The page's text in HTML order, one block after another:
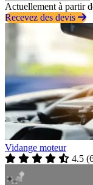
Actuellement à partir
Recevez des devis
Vidange moteur
4.5 (